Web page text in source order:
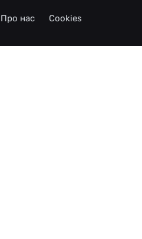
Про нас Cookies